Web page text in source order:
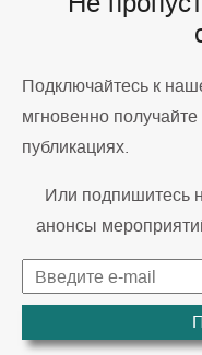
Подключайтесь к
мгновенно
публикациях.
Или подпишитесь
анонсы